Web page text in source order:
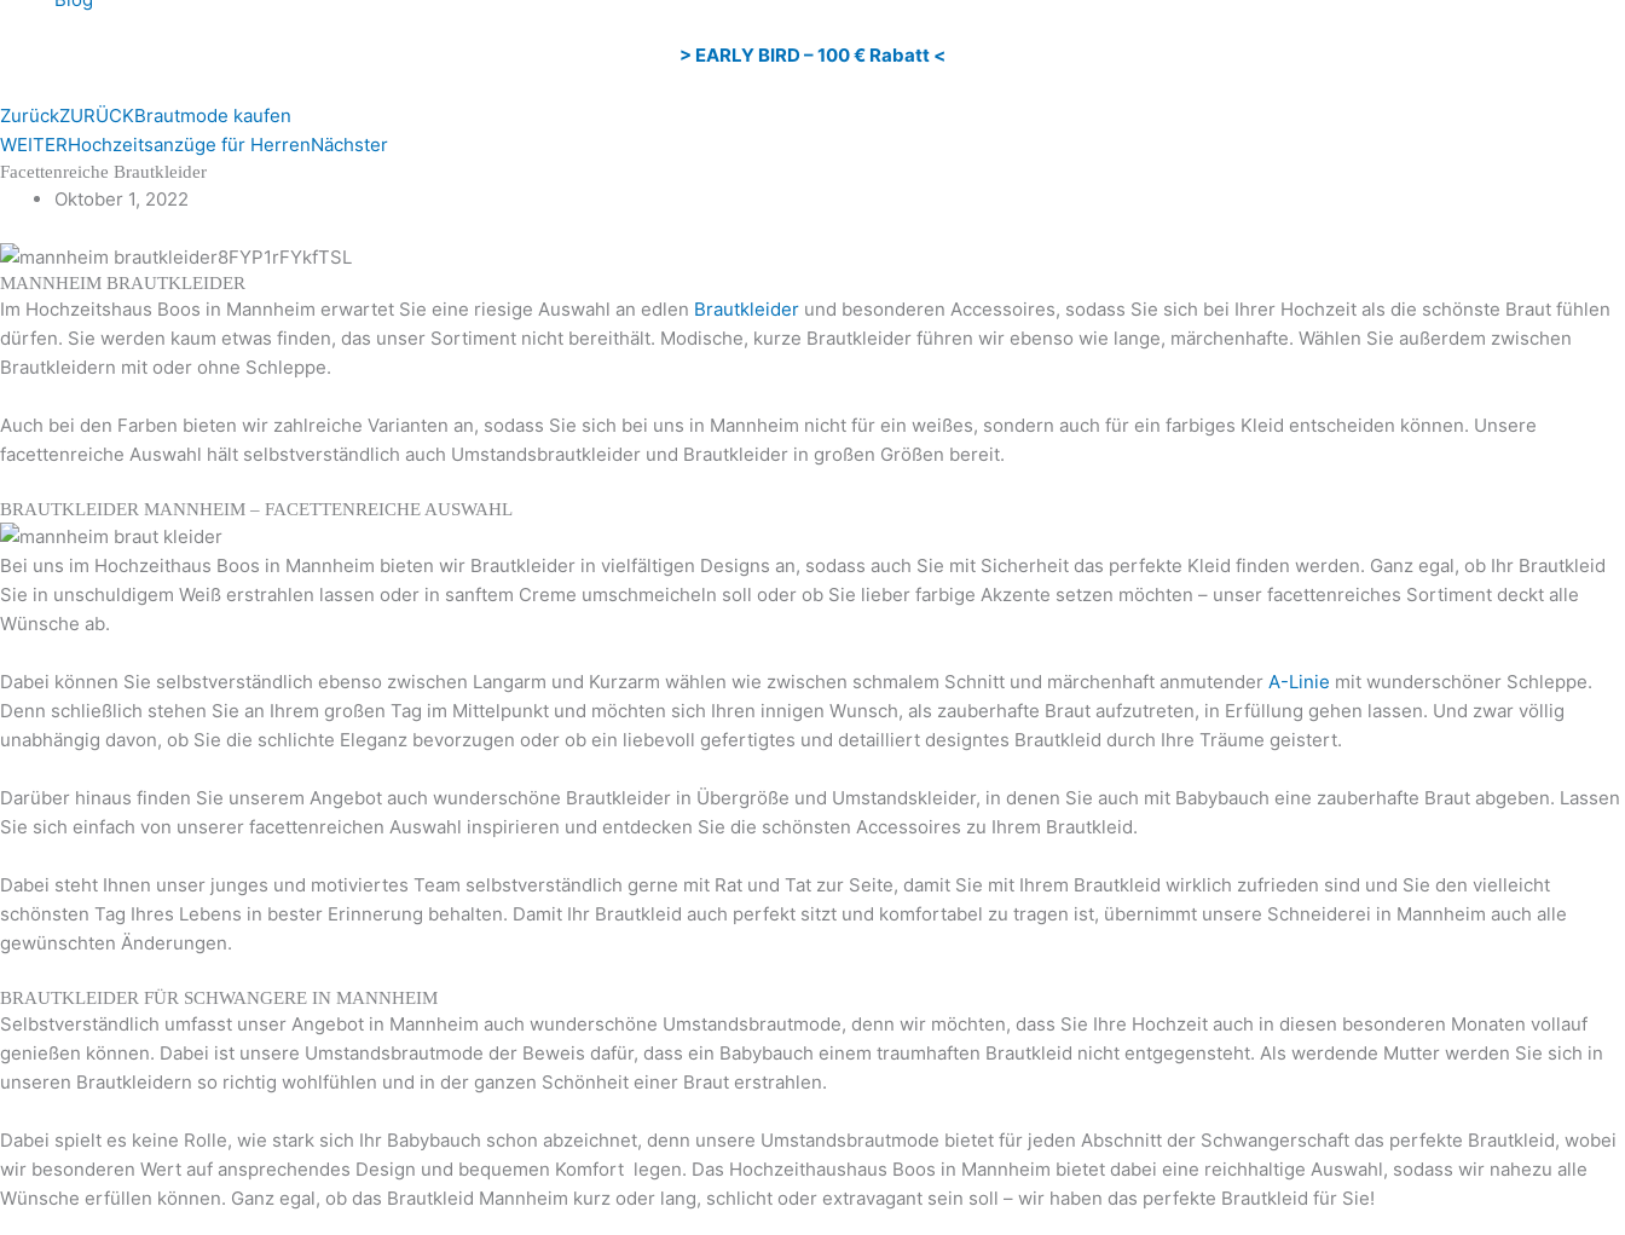
> EARLY BIRD – 100 € Rabatt <
ZurückZURÜCKBrautmode kaufen
WEITERHochzeitsanzüge für HerrenNächster
Facettenreiche Brautkleider
Oktober 1, 2022
MANNHEIM BRAUTKLEIDER
Im Hochzeitshaus Boos in Mannheim erwartet Sie eine riesige Auswahl an edlen Brautkleider und besonderen Accessoires, sodass Sie sich bei Ihrer Hochzeit als die schönste Braut fühlen
dürfen. Sie werden kaum etwas finden, das unser Sortiment nicht bereithält. Modische, kurze Brautkleider führen wir ebenso wie lange, märchenhafte. Wählen Sie außerdem zwischen
Brautkleidern mit oder ohne Schleppe.
Auch bei den Farben bieten wir zahlreiche Varianten an, sodass Sie sich bei uns in Mannheim nicht für ein weißes, sondern auch für ein farbiges Kleid entscheiden können. Unsere
facettenreiche Auswahl hält selbstverständlich auch Umstandsbrautkleider und Brautkleider in großen Größen bereit.
BRAUTKLEIDER MANNHEIM – FACETTENREICHE AUSWAHL
Bei uns im Hochzeithaus Boos in Mannheim bieten wir Brautkleider in vielfältigen Designs an, sodass auch Sie mit Sicherheit das perfekte Kleid finden werden. Ganz egal, ob Ihr Brautkleid
Sie in unschuldigem Weiß erstrahlen lassen oder in sanftem Creme umschmeicheln soll oder ob Sie lieber farbige Akzente setzen möchten – unser facettenreiches Sortiment deckt alle
Wünsche ab.
Dabei können Sie selbstverständlich ebenso zwischen Langarm und Kurzarm wählen wie zwischen schmalem Schnitt und märchenhaft anmutender A-Linie mit wunderschöner Schleppe.
Denn schließlich stehen Sie an Ihrem großen Tag im Mittelpunkt und möchten sich Ihren innigen Wunsch, als zauberhafte Braut aufzutreten, in Erfüllung gehen lassen. Und zwar völlig
unabhängig davon, ob Sie die schlichte Eleganz bevorzugen oder ob ein liebevoll gefertigtes und detailliert designtes Brautkleid durch Ihre Träume geistert.
Darüber hinaus finden Sie unserem Angebot auch wunderschöne Brautkleider in Übergröße und Umstandskleider, in denen Sie auch mit Babybauch eine zauberhafte Braut abgeben. Lassen
Sie sich einfach von unserer facettenreichen Auswahl inspirieren und entdecken Sie die schönsten Accessoires zu Ihrem Brautkleid.
Dabei steht Ihnen unser junges und motiviertes Team selbstverständlich gerne mit Rat und Tat zur Seite, damit Sie mit Ihrem Brautkleid wirklich zufrieden sind und Sie den vielleicht
schönsten Tag Ihres Lebens in bester Erinnerung behalten. Damit Ihr Brautkleid auch perfekt sitzt und komfortabel zu tragen ist, übernimmt unsere Schneiderei in Mannheim auch alle
gewünschten Änderungen.
BRAUTKLEIDER FÜR SCHWANGERE IN MANNHEIM
Selbstverständlich umfasst unser Angebot in Mannheim auch wunderschöne Umstandsbrautmode, denn wir möchten, dass Sie Ihre Hochzeit auch in diesen besonderen Monaten vollauf
genießen können. Dabei ist unsere Umstandsbrautmode der Beweis dafür, dass ein Babybauch einem traumhaften Brautkleid nicht entgegensteht. Als werdende Mutter werden Sie sich in
unseren Brautkleidern so richtig wohlfühlen und in der ganzen Schönheit einer Braut erstrahlen.
Dabei spielt es keine Rolle, wie stark sich Ihr Babybauch schon abzeichnet, denn unsere Umstandsbrautmode bietet für jeden Abschnitt der Schwangerschaft das perfekte Brautkleid, wobei
wir besonderen Wert auf ansprechendes Design und bequemen Komfort legen. Das Hochzeithaushaus Boos in Mannheim bietet dabei eine reichhaltige Auswahl, sodass wir nahezu alle
Wünsche erfüllen können. Ganz egal, ob das Brautkleid Mannheim kurz oder lang, schlicht oder extravagant sein soll – wir haben das perfekte Brautkleid für Sie!